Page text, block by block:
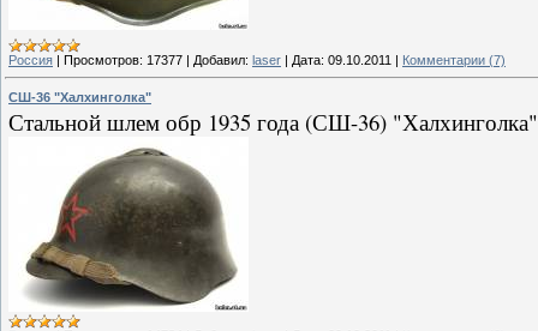
Россия | Просмотров: 17377 | Добавил: laser | Дата: 09.10.2011 | Комментарии (7)
СШ-36 "Халхинголка"
Стальной шлем обр 1935 года (СШ-36)